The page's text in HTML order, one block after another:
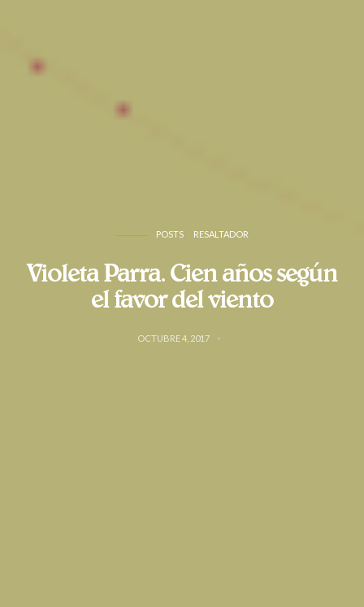
POSTS RESALTADOR
Violeta Parra. Cien años según
el favor del viento
OCTUBRE 4, 2017